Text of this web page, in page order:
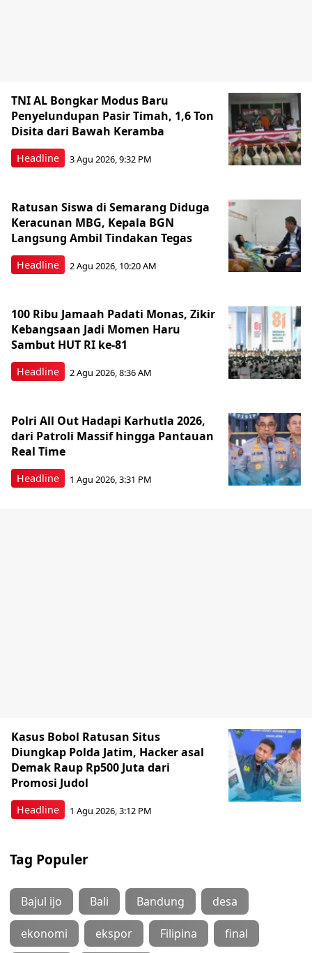
Headline
TNI AL Bongkar Modus Baru
Penyelundupan Pasir Timah, 1,6 Ton
Disita dari Bawah Keramba
3 Agu 2026, 9:32 PM
Headline
Ratusan Siswa di Semarang Diduga
Keracunan MBG, Kepala BGN
Langsung Ambil Tindakan Tegas
2 Agu 2026, 10:20 AM
Headline
100 Ribu Jamaah Padati Monas, Zikir
Kebangsaan Jadi Momen Haru
Sambut HUT RI ke-81
2 Agu 2026, 8:36 AM
Headline
Polri All Out Hadapi Karhutla 2026,
dari Patroli Massif hingga Pantauan
Real Time
1 Agu 2026, 3:31 PM
Headline
Kasus Bobol Ratusan Situs
Diungkap Polda Jatim, Hacker asal
Demak Raup Rp500 Juta dari
Promosi Judol
1 Agu 2026, 3:12 PM
Tag Populer
Bajul ijo Bali Bandung desa
ekonomi ekspor Filipina final